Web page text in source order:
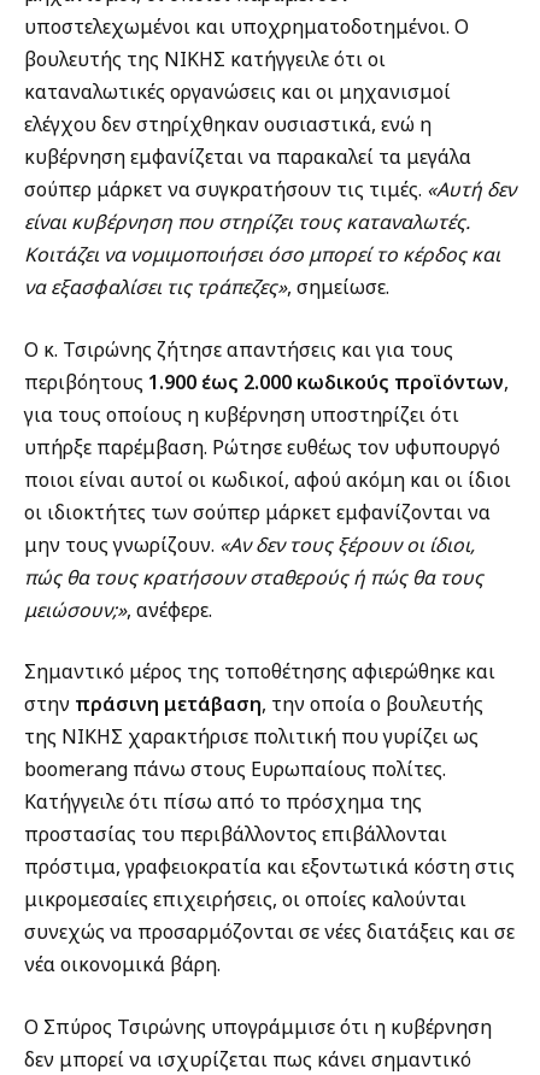
υποστελεχωμένοι και υποχρηματοδοτημένοι. Ο
βουλευτής της ΝΙΚΗΣ κατήγγειλε ότι οι
καταναλωτικές οργανώσεις και οι μηχανισμοί
ελέγχου δεν στηρίχθηκαν ουσιαστικά, ενώ η
κυβέρνηση εμφανίζεται να παρακαλεί τα μεγάλα
σούπερ μάρκετ να συγκρατήσουν τις τιμές. «Αυτή δεν
είναι κυβέρνηση που στηρίζει τους καταναλωτές.
Κοιτάζει να νομιμοποιήσει όσο μπορεί το κέρδος και
να εξασφαλίσει τις τράπεζες», σημείωσε.
Ο κ. Τσιρώνης ζήτησε απαντήσεις και για τους
περιβόητους 1.900 έως 2.000 κωδικούς προϊόντων,
για τους οποίους η κυβέρνηση υποστηρίζει ότι
υπήρξε παρέμβαση. Ρώτησε ευθέως τον υφυπουργό
ποιοι είναι αυτοί οι κωδικοί, αφού ακόμη και οι ίδιοι
οι ιδιοκτήτες των σούπερ μάρκετ εμφανίζονται να
μην τους γνωρίζουν. «Αν δεν τους ξέρουν οι ίδιοι,
πώς θα τους κρατήσουν σταθερούς ή πώς θα τους
μειώσουν;», ανέφερε.
Σημαντικό μέρος της τοποθέτησης αφιερώθηκε και
στην πράσινη μετάβαση, την οποία ο βουλευτής
της ΝΙΚΗΣ χαρακτήρισε πολιτική που γυρίζει ως
boomerang πάνω στους Ευρωπαίους πολίτες.
Κατήγγειλε ότι πίσω από το πρόσχημα της
προστασίας του περιβάλλοντος επιβάλλονται
πρόστιμα, γραφειοκρατία και εξοντωτικά κόστη στις
μικρομεσαίες επιχειρήσεις, οι οποίες καλούνται
συνεχώς να προσαρμόζονται σε νέες διατάξεις και σε
νέα οικονομικά βάρη.
Ο Σπύρος Τσιρώνης υπογράμμισε ότι η κυβέρνηση
δεν μπορεί να ισχυρίζεται πως κάνει σημαντικό